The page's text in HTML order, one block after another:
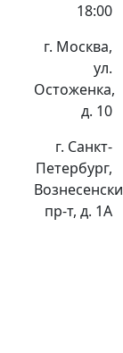
18:00
г. Москва,
ул.
Остоженка,
д. 10
г. Санкт-
Петербург,
пр-т, д. 1А